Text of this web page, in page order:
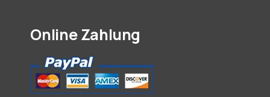
Online Zahlung